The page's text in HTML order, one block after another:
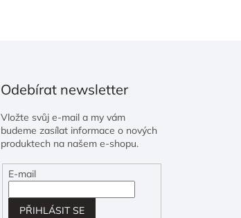
Odebírat newsletter
Vložte svůj e-mail a my vám
budeme zasílat informace o nových
produktech na našem e-shopu.
E-mail
PŘIHLÁSIT SE